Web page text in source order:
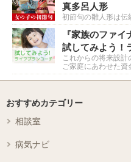
真多呂人形
初節句の雛人形は伝
『家族のファ
試してみよう！
これからの将来設計
ご家庭にあわせた資
おすすめカテゴリー
相談室
病気ナビ